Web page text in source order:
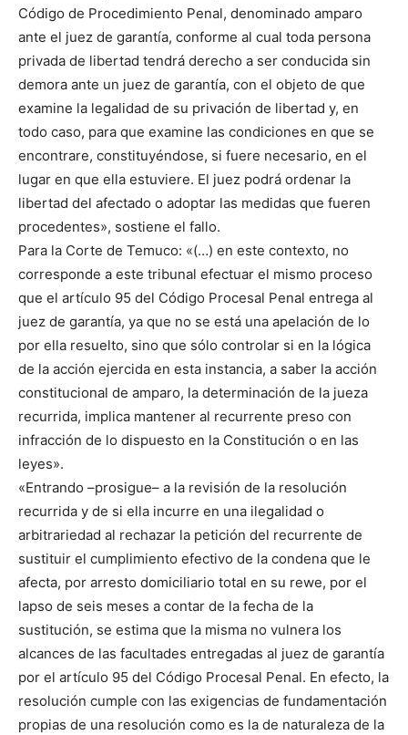
Código de Procedimiento Penal, denominado amparo
ante el juez de garantía, conforme al cual toda persona
privada de libertad tendrá derecho a ser conducida sin
demora ante un juez de garantía, con el objeto de que
examine la legalidad de su privación de libertad y, en
todo caso, para que examine las condiciones en que se
encontrare, constituyéndose, si fuere necesario, en el
lugar en que ella estuviere. El juez podrá ordenar la
libertad del afectado o adoptar las medidas que fueren
procedentes», sostiene el fallo.
Para la Corte de Temuco: «(…) en este contexto, no
corresponde a este tribunal efectuar el mismo proceso
que el artículo 95 del Código Procesal Penal entrega al
juez de garantía, ya que no se está una apelación de lo
por ella resuelto, sino que sólo controlar si en la lógica
de la acción ejercida en esta instancia, a saber la acción
constitucional de amparo, la determinación de la jueza
recurrida, implica mantener al recurrente preso con
infracción de lo dispuesto en la Constitución o en las
leyes».
«Entrando –prosigue– a la revisión de la resolución
recurrida y de si ella incurre en una ilegalidad o
arbitrariedad al rechazar la petición del recurrente de
sustituir el cumplimiento efectivo de la condena que le
afecta, por arresto domiciliario total en su rewe, por el
lapso de seis meses a contar de la fecha de la
sustitución, se estima que la misma no vulnera los
alcances de las facultades entregadas al juez de garantía
por el artículo 95 del Código Procesal Penal. En efecto, la
resolución cumple con las exigencias de fundamentación
propias de una resolución como es la de naturaleza de la